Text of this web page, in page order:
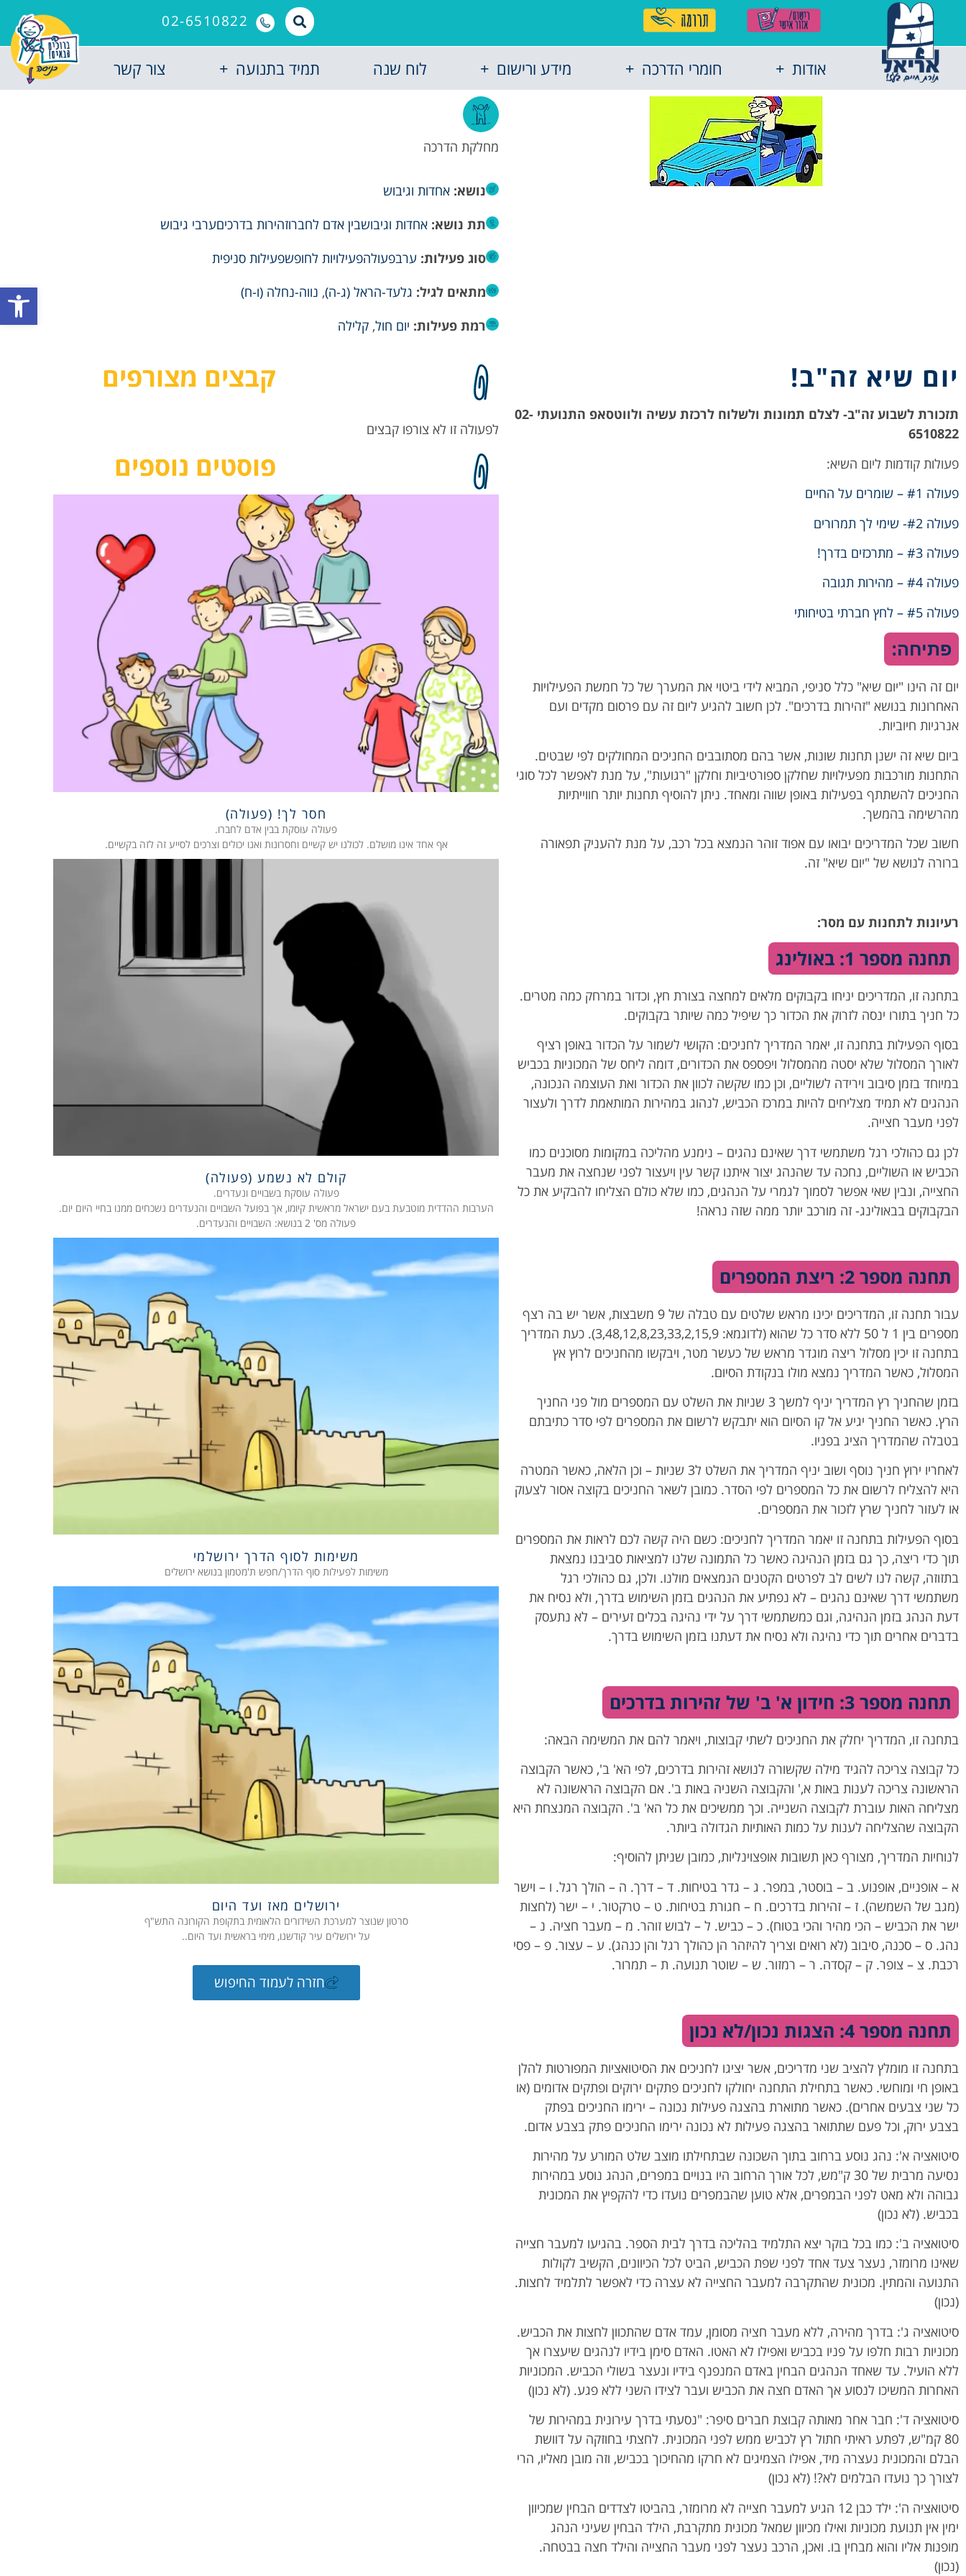
פתח
02-6510822
אודות חומרי הדרכה מידע ורישום לוח שנה תמיד בתנועה צור קשר
מחלקת הדרכה
נושא: אחדות וגיבוש
תת נושא: אחדות וגיבושבין אדם לחברוזהירות בדרכיםערבי גיבוש
סוג פעילות: ערבפעולהפעילויות לחופשפעילות סניפית
מתאים לגיל: גלעד-הראל (ג-ה), נווה-נחלה (ו-ח)
רמת פעילות: יום חול, קלילה
יום שיא זה"ב!
תזכורת לשבוע זה"ב- לצלם תמונות ולשלוח לרכזת עשיה ולווטסאפ התנועתי 02-
6510822
פעולות קודמות ליום השיא:
פעולה #1 – שומרים על החיים
פעולה #2- שימי לך תמרורים
פעולה #3 – מתרכזים בדרך!
פעולה #4 – מהירות תגובה
פעולה #5 – לחץ חברתי בטיחותי
פתיחה:
יום זה הינו "יום שיא" כלל סניפי, המביא לידי ביטוי את המערך של כל חמשת הפעילויות
האחרונות בנושא "זהירות בדרכים". לכן חשוב להגיע ליום זה עם פרסום מקדים ועם
אנרגיות חיוביות.
ביום שיא זה ישנן תחנות שונות, אשר בהם מסתובבים החניכים המחולקים לפי שבטים.
התחנות מורכבות מפעילויות שחלקן ספורטיביות וחלקן "רגועות", על מנת לאפשר לכל סוגי
החניכים להשתתף בפעילות באופן שווה ומאחד. ניתן להוסיף תחנות יותר חווייתיות
מהרשימה בהמשך.
חשוב שכל המדריכים יבואו עם אפוד זוהר הנמצא בכל רכב, על מנת להעניק תפאורה
ברורה לנושא של "יום שיא" זה.
רעיונות לתחנות עם מסר:
תחנה מספר 1: באולינג
בתחנה זו, המדריכים יניחו בקבוקים מלאים למחצה בצורת חץ, וכדור במרחק כמה מטרים.
כל חניך בתורו ינסה לזרוק את הכדור כך שיפיל כמה שיותר בקבוקים.
בסוף הפעילות בתחנה זו, יאמר המדריך לחניכים: הקושי לשמור על הכדור באופן רציף
לאורך המסלול שלא יסטה מהמסלול ויפספס את הכדורים, דומה ליחס של המכוניות בכביש
במיוחד בזמן סיבוב וירידה לשוליים, וכן כמו שקשה לכוון את הכדור ואת העוצמה הנכונה,
הנהגים לא תמיד מצליחים להיות במרכז הכביש, לנהוג במהירות המותאמת לדרך ולעצור
לפני מעבר חצייה.
לכן גם כהולכי רגל משתמשי דרך שאינם נהגים – נימנע מהליכה במקומות מסוכנים כמו
הכביש או השוליים, נחכה עד שהנהג יצור איתנו קשר עין ויעצור לפני שנחצה את מעבר
החצייה, ונבין שאי אפשר לסמוך לגמרי על הנהגים, כמו שלא כולם הצליחו להבקיע את כל
הבקבוקים בבאולינג- זה מורכב יותר ממה שזה נראה!
תחנה מספר 2: ריצת המספרים
עבור תחנה זו, המדריכים יכינו מראש שלטים עם טבלה של 9 משבצות, אשר יש בה רצף
מספרים בין 1 ל 50 ללא סדר כל שהוא (לדוגמא: 3,48,12,8,23,33,2,15,9). כעת המדריך
בתחנה זו יכין מסלול ריצה מוגדר מראש של כעשר מטר, ויבקשו מהחניכים לרוץ אץ
המסלול, כאשר המדריך נמצא מולו בנקודת הסיום.
בזמן שהחניך רץ המדריך יניף למשך 3 שניות את השלט עם המספרים מול פני החניך
הרץ. כאשר החניך יגיע אל קו הסיום הוא יתבקש לרשום את המספרים לפי סדר כתיבתם
בטבלה שהמדריך הציג בפניו.
לאחריו ירוץ חניך נוסף ושוב יניף המדריך את השלט ל3 שניות – וכן הלאה, כאשר המטרה
היא להצליח לרשום את כל המספרים לפי הסדר. כמובן לשאר החניכים בקוצה אסור לצעוק
או לעזור לחניך שרץ לזכור את המספרים.
בסוף הפעילות בתחנה זו יאמר המדריך לחניכים: כשם היה קשה לכם לראות את המספרים
תוך כדי ריצה, כך גם בזמן הנהיגה כאשר כל התמונה שלנו למציאות סביבנו נמצאת
בתזוזה, קשה לנו לשים לב לפרטים הקטנים הנמצאים מולנו. ולכן, גם כהולכי רגל
משתמשי דרך שאינם נהגים – לא נפתיע את הנהגים בזמן השימוש בדרך, ולא נסיח את
דעת הנהג בזמן הנהיגה, וגם כמשתמשי דרך על ידי נהיגה בכלים זעירים – לא נתעסק
בדברים אחרים תוך כדי נהיגה ולא נסיח את דעתנו בזמן השימוש בדרך.
תחנה מספר 3: חידון א' ב' של זהירות בדרכים
בתחנה זו, המדריך יחלק את החניכים לשתי קבוצות, ויאמר להם את המשימה הבאה:
כל קבוצה צריכה להגיד מילה שקשורה לנושא זהירות בדרכים, לפי הא' ב', כאשר הקבוצה
הראשונה צריכה לענות באות א,' והקבוצה השניה באות ב'. אם הקבוצה הראשונה לא
מצליחה האות עוברת לקבוצה השנייה. וכך ממשיכים את כל הא' ב'. הקבוצה המנצחת היא
הקבוצה שהצליחה לענות על כמות האותיות הגדולה ביותר.
לנוחיות המדריך, מצורף כאן תשובות אופצוינליות, כמובן שניתן להוסיף:
א – אופניים, אופנוע. ב – בוסטר, במפר. ג – גדר בטיחות. ד – דרך. ה – הולך רגל. ו – וישר
(מגב של השמשה). ז – זהירות בדרכים. ח – חגורת בטיחות. ט – טרקטור. י – ישר (לחצות
ישר את הכביש – הכי מהיר והכי בטוח). כ – כביש. ל – לבוש זוהר. מ – מעבר חציה. נ –
נהג. ס – סכנה, סיבוב (לא רואים וצריך להיזהר הן כהולך רגל והן כנהג). ע – עצור. פ – פסי
רכבת. צ – צופר. ק – קסדה. ר – רמזור. ש – שוטר תנועה. ת – תמרור.
תחנה מספר 4: הצגות נכון/לא נכון
בתחנה זו מומלץ להציב שני מדריכים, אשר יציגו לחניכים את הסיטואציות המפורטות להלן
באופן חי ומוחשי. כאשר בתחילת התחנה יחולקו לחניכים פתקים ירוקים ופתקים אדומים (או
כל שני צבעים אחרים). כאשר מתוארת בהצגה פעילות נכונה – ירימו החניכים בפתק
בצבע ירוק, וכל פעם שתתואר בהצגה פעילות לא נכונה ירימו החניכים פתק בצבע אדום.
סיטואציה א': נהג נוסע ברחוב בתוך השכונה שבתחילתו מוצב שלט המורע על מהירות
נסיעה מרבית של 30 ק"מש, לכל אורך הרחוב היו בנויים במפרים, הנהג נוסע במהירות
גבוהה ולא מאט לפני הבמפרים, אלא טוען שהבמפרים נועדו כדי להקפיץ את המכונית
בכביש. (לא נכון)
סיטואציה ב': כמו בכל בוקר יצא התלמיד בהליכה בדרך לבית הספר. בהגיעו למעבר חצייה
שאינו מרומזר, נעצר צעד אחד לפני שפת הכביש, הביט לכל הכיוונים, הקשיב לקולות
התנועה והמתין. מכונית שהתקרבה למעבר החצייה לא עצרה כדי לאפשר לתלמיד לחצות.
(נכון)
סיטואציה ג': בדרך מהירה, ללא מעבר חציה מסומן, עמד אדם שהתכוון לחצות את הכביש.
מכוניות רבות חלפו על פניו בכביש ואפילו לא האטו. האדם סימן בידיו לנהגים שיעצרו אך
ללא הועיל. עד שאחד הנהגים הבחין באדם המנפנף בידיו ונעצר בשולי הכביש. המכוניות
האחרות המשיכו לנסוע אך האדם חצה את הכביש ועבר לצידו השני ללא פגע. (לא נכון)
סיטואציה ד': חבר אחר מאותה קבוצת חברים סיפר: "נסעתי בדרך עירונית במהירות של
80 קמ"ש, לפתע ראיתי חתול רץ לכביש ממש לפני המכונית. לחצתי בחוזקה על דוושת
הבלם והמכונית נעצרה מיד, אפילו הצמיגים לא חרקו מהחיכוך בכביש, וזה מובן מאליו, הרי
לצורך כך נועדו הבלמים לא?! (לא נכון)
סיטואציה ה': ילד כבן 12 הגיע למעבר חצייה לא מרומזר, בהביטו לצדדים הבחין שמכיוון
ימין אין תנועת מכוניות ואילו מכיוון שמאל מכונית מתקרבת, הילד הבחין שעיני הנהג
מופנות אליו והוא מבחין בו. ואכן, הרכב נעצר לפני מעבר החצייה והילד חצה בבטחה.
(נכון)
קבצים מצורפים
לפעולה זו לא צורפו קבצים
פוסטים נוספים
חסר לך! (פעולה)
פעולה עוסקת בבין אדם לחברו.
אף אחד אינו מושלם. לכולנו יש קשיים וחסרונות ואנו יכולים וצרכים לסייע זה לזה בקשיים.
קולם לא נשמע (פעולה)
פעולה עוסקת בשבויים ונעדרים.
הערבות ההדדית מוטבעת בעם ישראל מראשית קיומו, אך בפועל השבויים והנעדרים נשכחים ממנו בחיי היום יום.
פעולה מס' 2 בנושא: השבויים והנעדרים.
משימות לסוף הדרך ירושלמי
משימות לפעילות סוף הדרך/חפש ת'מטמון בנושא ירושלים
ירושלים מאז ועד היום
סרטון שנוצר למערכת השידורים הלאומית בתקופת הקורונה התש"ף
על ירושלים עיר קודשנו, מימי בראשית ועד היום..
חזרה לעמוד החיפוש